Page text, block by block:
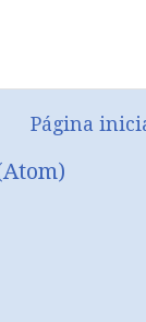
Página